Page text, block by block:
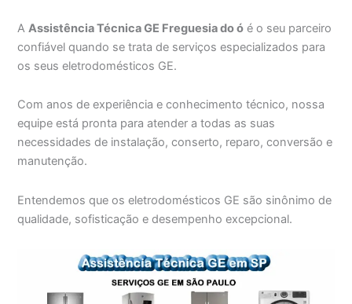
AAssistência Técnica GE Freguesia do ó é o seu parceiro
confiável quando se trata de serviços especializados para
os seus eletrodomésticos GE.
Com anos de experiência e conhecimento técnico, nossa
equipe está pronta para atender a todas as suas
necessidades de instalação, conserto, reparo, conversão e
manutenção.
Entendemos que os eletrodomésticos GE são sinônimo de
qualidade, sofisticação e desempenho excepcional.